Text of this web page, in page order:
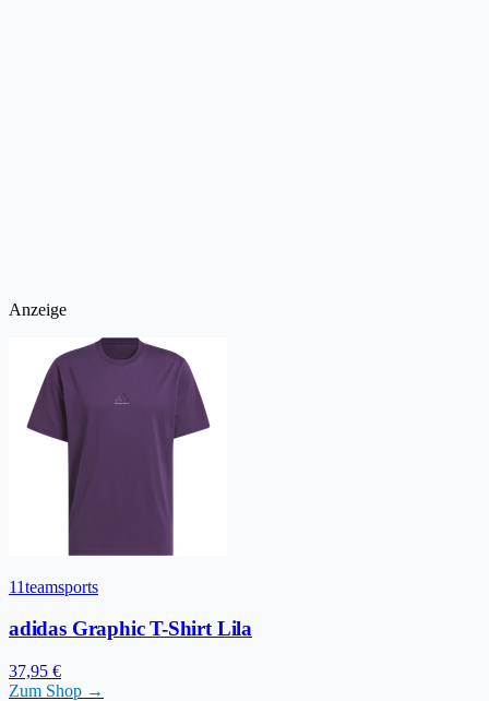
Anzeige
11teamsports
adidas Graphic T-Shirt Lila
37,95 €
Zum Shop →